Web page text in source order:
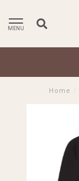
MENU
Home